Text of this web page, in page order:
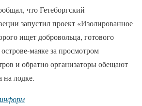
что Гетеборгский
запустил проект «Изолированное
ищет добровольца, готового
маяке за просмотром
и обратно организаторы обещают
на лодке.